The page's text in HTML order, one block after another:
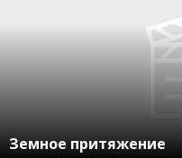
Земное притяжение